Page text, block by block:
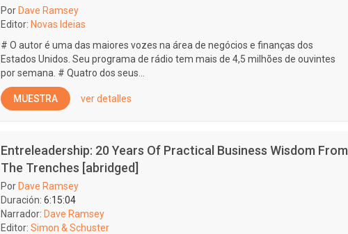
Por Dave Ramsey
Editor: Novas Ideias
# O autor é uma das maiores vozes na área de negócios e finanças dos
Estados Unidos. Seu programa de rádio tem mais de 4,5 milhões de ouvintes
por semana. # Quatro dos seus...
MUESTRA ver detalles
Entreleadership: 20 Years Of Practical Business Wisdom From
The Trenches [abridged]
Por Dave Ramsey
Duración: 6:15:04
Narrador: Dave Ramsey
Editor: Simon & Schuster